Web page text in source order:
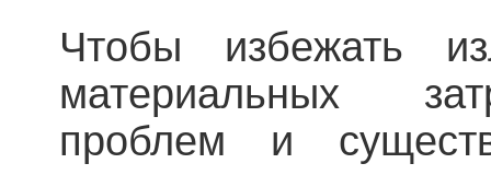
Чтобы избежать
материальных
проблем и